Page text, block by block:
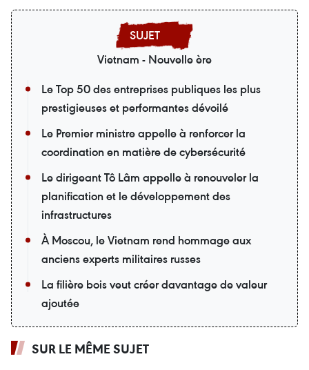
Vietnam - Nouvelle ère
Le Top 50 des entreprises publiques les plus
prestigieuses et performantes dévoilé
Le Premier ministre appelle à renforcer la
coordination en matière de cybersécurité
Le dirigeant Tô Lâm appelle à renouveler la
planification et le développement des
infrastructures
À Moscou, le Vietnam rend hommage aux
anciens experts militaires russes
La filière bois veut créer davantage de valeur
ajoutée
SUR LE MÊME SUJET